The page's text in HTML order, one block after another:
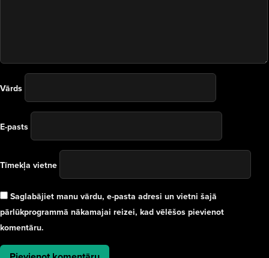
Vārds
E-pasts
Tīmekļa vietne
Saglabājiet manu vārdu, e-pasta adresi un vietni šajā
pārlūkprogrammā nākamajai reizei, kad vēlēšos pievienot
komentāru.